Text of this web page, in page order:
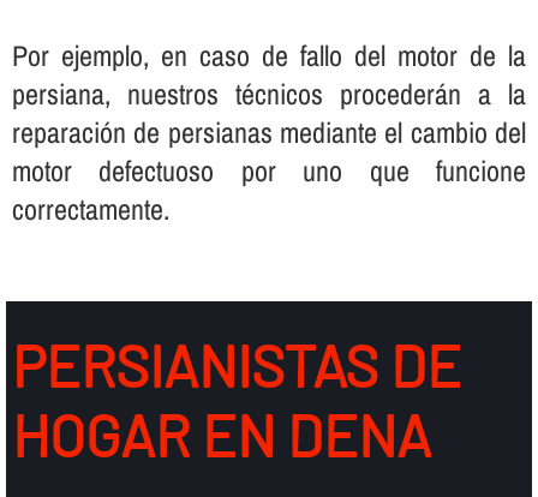
Por ejemplo, en caso de fallo del motor de la
persiana, nuestros técnicos procederán a la
reparación de persianas mediante el cambio del
motor defectuoso por uno que funcione
correctamente.
PERSIANISTAS DE
HOGAR EN DENA